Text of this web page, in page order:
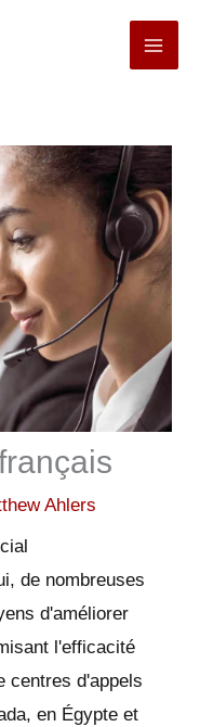
Ahlers
de nombreuses
d'améliorer
l'efficacité
centres d'appels
en Égypte et